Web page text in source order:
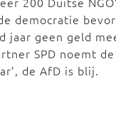
democratie
jaar geen geld
SPD noemt
de AfD is blij.